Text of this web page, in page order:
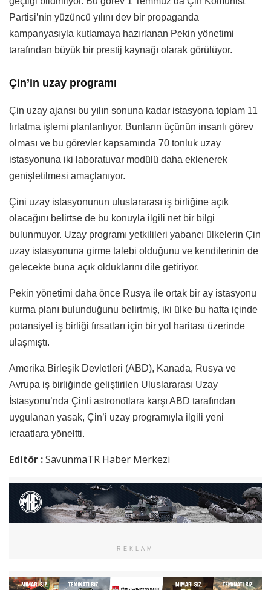
Partisi’nin yüzüncü yılını dev bir propaganda
kampanyasıyla kutlamaya hazırlanan Pekin yönetimi
tarafından büyük bir prestij kaynağı olarak görülüyor.
Çin’in uzay programı
Çin uzay ajansı bu yılın sonuna kadar istasyona toplam 11
fırlatma işlemi planlanlıyor. Bunların üçünün insanlı görev
olması ve bu görevler kapsamında 70 tonluk uzay
istasyonuna iki laboratuvar modülü daha eklenerek
genişletilmesi amaçlanıyor.
Çini uzay istasyonunun uluslararası iş birliğine açık
olacağını belirtse de bu konuyla ilgili net bir bilgi
bulunmuyor. Uzay programı yetkilileri yabancı ülkelerin Çin
uzay istasyonuna girme talebi olduğunu ve kendilerinin de
gelecekte buna açık olduklarını dile getiriyor.
Pekin yönetimi daha önce Rusya ile ortak bir ay istasyonu
kurma planı bulunduğunu belirtmiş, iki ülke bu hafta içinde
potansiyel iş birliği fırsatları için bir yol haritası üzerinde
ulaşmıştı.
Amerika Birleşik Devletleri (ABD), Kanada, Rusya ve
Avrupa iş birliğinde geliştirilen Uluslararası Uzay
İstasyonu’nda Çinli astronotlara karşı ABD tarafından
uygulanan yasak, Çin’i uzay programıyla ilgili yeni
icraatlara yöneltti.
Editör :SavunmaTR Haber Merkezi
REKLAM